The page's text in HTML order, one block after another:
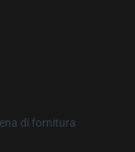
di fornitura